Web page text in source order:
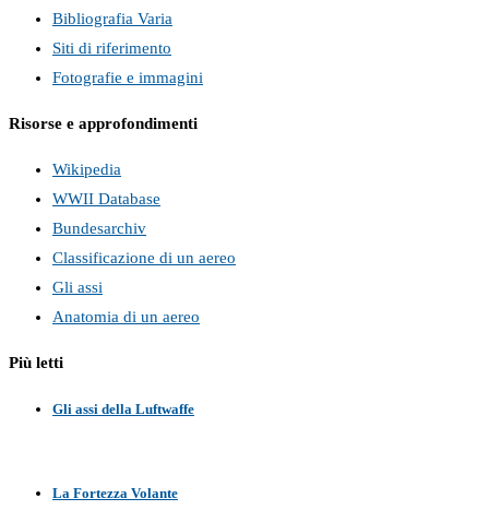
Bibliografia Varia
Siti di riferimento
Fotografie e immagini
Risorse e approfondimenti
Wikipedia
WWII Database
Bundesarchiv
Classificazione di un aereo
Gli assi
Anatomia di un aereo
Più letti
Gli assi della Luftwaffe
La Fortezza Volante